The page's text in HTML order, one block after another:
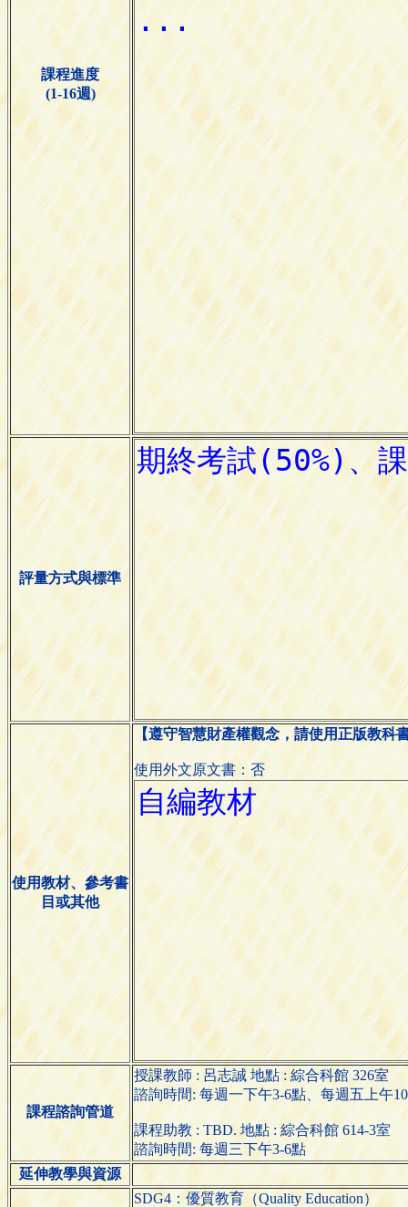
課程進度
(1-16週)
評量方式與標準
使用教材、參考書
目或其他
【遵守智慧財產權觀念，請使用正版教科
使用外文原文書：否
課程諮詢管道
授課教師 : 呂志誠 地點 : 綜合科館 326室
諮詢時間: 每週一下午3-6點、每週五上午
課程助教 : TBD. 地點 : 綜合科館 614-3室
諮詢時間: 每週三下午3-6點
延伸教學與資源
SDG4：優質教育（Quality Education）